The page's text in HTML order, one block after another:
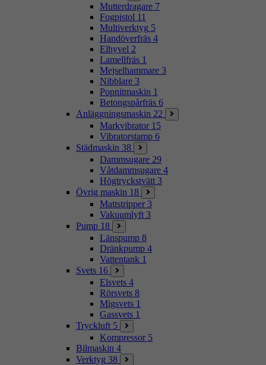
Mutterdragare 7
Fogpistol 11
Multiverktyg 5
Handöverfräs 4
Elhyvel 2
Lamellfräs 1
Mejselhammare 3
Nibblare 3
Popnitmaskin 1
Betongspårfräs 6
Anläggningsmaskin 22
Markvibrator 15
Vibratorstamp 6
Städmaskin 38
Dammsugare 29
Våtdammsugare 4
Högtryckstvätt 3
Övrig maskin 18
Mattstripper 3
Vakuumlyft 3
Pump 18
Länspump 8
Dränkpump 4
Vattentank 1
Svets 16
Elsvets 4
Rörsvets 8
Migsvets 1
Gassvets 1
Tryckluft 5
Kompressor 5
Bilmaskin 4
Verktyg 38